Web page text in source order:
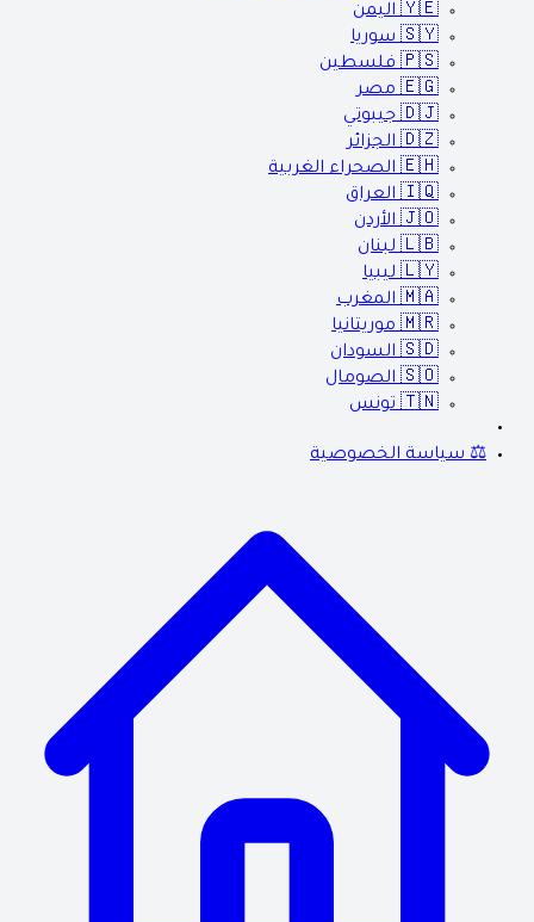
🇾🇪 اليمن
🇸🇾 سوريا
🇵🇸 فلسطين
🇪🇬 مصر
🇩🇯 جيبوتي
🇩🇿 الجزائر
🇪🇭 الصحراء الغربية
🇮🇶 العراق
🇯🇴 الأردن
🇱🇧 لبنان
🇱🇾 ليبيا
🇲🇦 المغرب
🇲🇷 موريتانيا
🇸🇩 السودان
🇸🇴 الصومال
🇹🇳 تونس
⚖️ سياسة الخصوصية